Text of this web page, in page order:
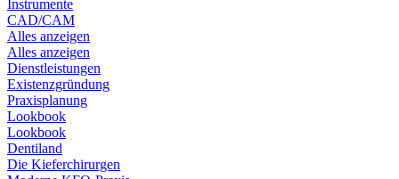
Instrumente
CAD/CAM
Alles anzeigen
Alles anzeigen
Dienstleistungen
Existenzgründung
Praxisplanung
Lookbook
Lookbook
Dentiland
Die Kieferchirurgen